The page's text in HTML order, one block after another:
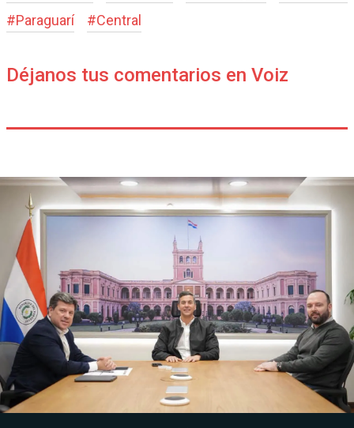
#Paraguarí #Central
Déjanos tus comentarios en Voiz